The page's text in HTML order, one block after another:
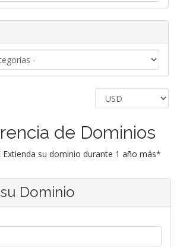
de Dominios
Extienda su dominio durante 1 año más*
Dominio